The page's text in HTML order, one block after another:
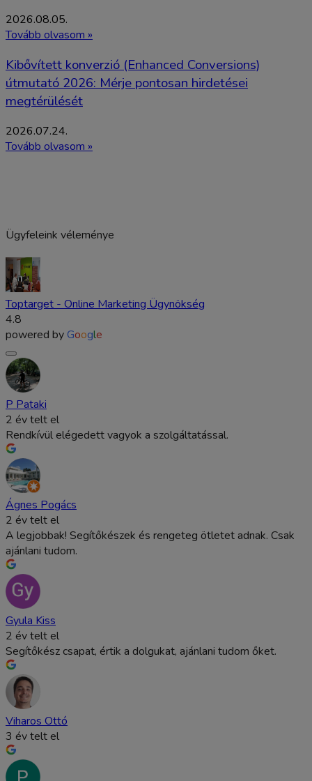
2026.08.05.
Tovább olvasom »
Kibővített konverzió (Enhanced Conversions)
útmutató 2026: Mérje pontosan hirdetései
megtérülését
2026.07.24.
Tovább olvasom »
Ügyfeleink véleménye
Toptarget - Online Marketing Ügynökség
4.8
powered by Google
P Pataki
2 év telt el
Rendkívül elégedett vagyok a szolgáltatással.
Ágnes Pogács
2 év telt el
A legjobbak! Segítőkészek és rengeteg ötletet adnak. Csak
ajánlani tudom.
Gyula Kiss
2 év telt el
Segítőkész csapat, értik a dolgukat, ajánlani tudom őket.
Viharos Ottó
3 év telt el